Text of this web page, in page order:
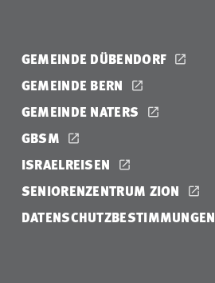
GEMEINDE DÜBENDORF
GEMEINDE BERN
GEMEINDE NATERS
GBSM
ISRAELREISEN
SENIORENZENTRUM ZION
DATENSCHUTZBESTIMMUNGEN